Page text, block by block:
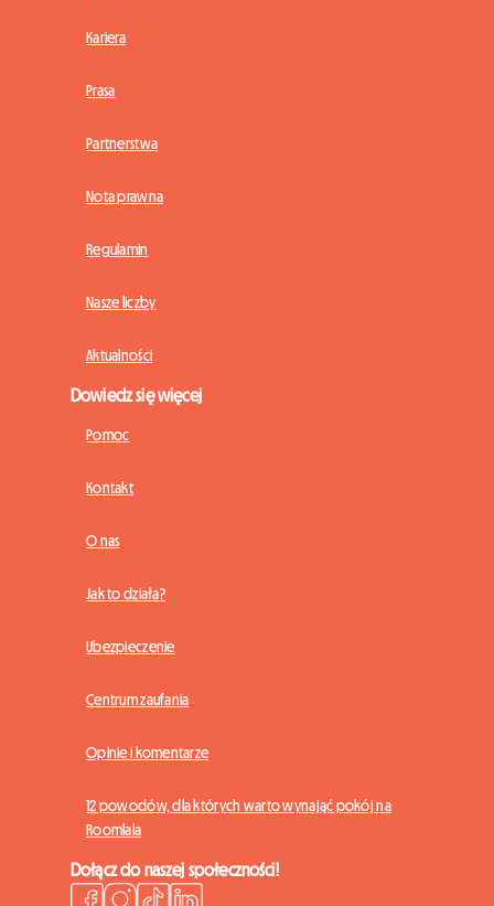
Kariera
Prasa
Partnerstwa
Nota prawna
Regulamin
Nasze liczby
Aktualności
Dowiedz się więcej
Pomoc
Kontakt
O nas
Jak to działa?
Ubezpieczenie
Centrum zaufania
Opinie i komentarze
12 powodów, dla których warto wynająć pokój na
Roomlala
Dołącz do naszej społeczności!